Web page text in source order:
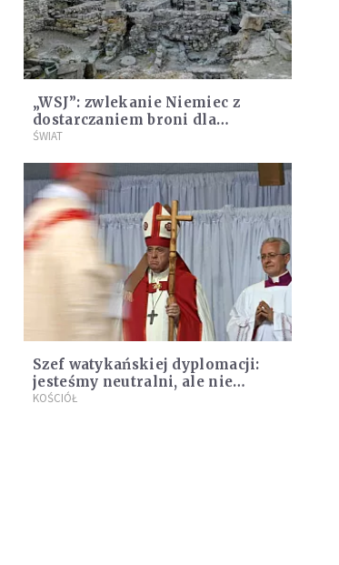
„WSJ”: zwlekanie Niemiec z
dostarczaniem broni dla
Ukrainy to „hańba”
ŚWIAT
Szef watykańskiej dyplomacji:
jesteśmy neutralni, ale nie
obojętni etycznie
KOŚCIÓŁ